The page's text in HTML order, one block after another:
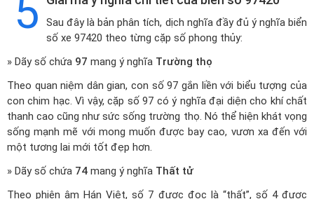
5
Sau đây là bản phân tích, dịch nghĩa đầy đủ ý nghĩa biển
số xe 97420 theo từng cặp số phong thủy:
» Dãy số chứa 97 mang ý nghĩa Trường thọ
Theo quan niệm dân gian, con số 97 gắn liền với biểu tượng của
con chim hạc. Vì vậy, cặp số 97 có ý nghĩa đại diện cho khí chất
thanh cao cũng như sức sống trường thọ. Nó thể hiện khát vọng
sống mạnh mẽ với mong muốn được bay cao, vươn xa đến với
một tương lai mới tốt đẹp hơn.
» Dãy số chứa 74 mang ý nghĩa Thất tử
Theo phiên âm Hán Việt, số 7 được đọc là “thất”, số 4 được